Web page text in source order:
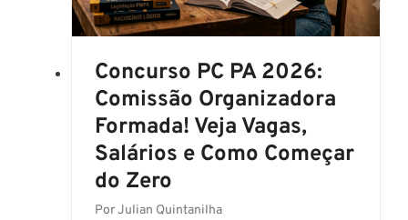
I
N
N
T
E
!
S
A
L
Concurso PC PA 2026:
Comissão Organizadora
Formada! Veja Vagas,
Salários e Como Começar
do Zero
PorJulian Quintanilha